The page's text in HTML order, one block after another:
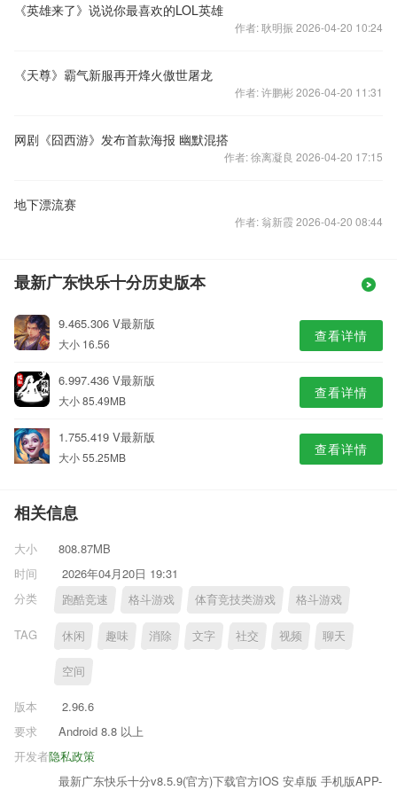
《英雄来了》说说你最喜欢的LOL英雄
作者: 耿明振 2026-04-20 10:24
《天尊》霸气新服再开烽火傲世屠龙
作者: 许鹏彬 2026-04-20 11:31
网剧《囧西游》发布首款海报 幽默混搭
作者: 徐离凝良 2026-04-20 17:15
地下漂流赛
作者: 翁新霞 2026-04-20 08:44
最新广东快乐十分历史版本
9.465.306 V最新版
大小 16.56 查看详情
6.997.436 V最新版
大小 85.49MB 查看详情
1.755.419 V最新版
大小 55.25MB 查看详情
相关信息
大小
808.87MB
时间
2026年04月20日 19:31
分类
跑酷竞速 格斗游戏 体育竞技类游戏 格斗游戏
TAG 休闲 趣味 消除 文字 社交 视频 聊天
空间
版本
2.96.6
要求
Android 8.8 以上
隐私政策
开发者
最新广东快乐十分v8.5.9(官方)下载官方IOS 安卓版 手机版APP-